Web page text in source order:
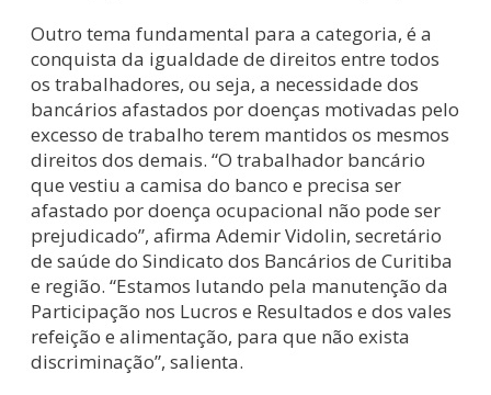
Outro tema fundamental para a categoria, é a
conquista da igualdade de direitos entre todos
os trabalhadores, ou seja, a necessidade dos
bancários afastados por doenças motivadas pelo
excesso de trabalho terem mantidos os mesmos
direitos dos demais. “O trabalhador bancário
que vestiu a camisa do banco e precisa ser
afastado por doença ocupacional não pode ser
prejudicado”, afirma Ademir Vidolin, secretário
de saúde do Sindicato dos Bancários de Curitiba
e região. “Estamos lutando pela manutenção da
Participação nos Lucros e Resultados e dos vales
refeição e alimentação, para que não exista
discriminação”, salienta.